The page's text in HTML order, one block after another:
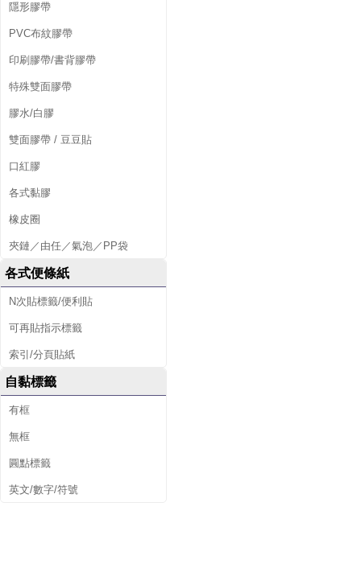
隱形膠帶
PVC布紋膠帶
印刷膠帶/書背膠帶
特殊雙面膠帶
膠水/白膠
雙面膠帶 / 豆豆貼
口紅膠
各式黏膠
橡皮圈
夾鏈／由任／氣泡／PP袋
各式便條紙
N次貼標籤/便利貼
可再貼指示標籤
索引/分頁貼紙
自黏標籤
有框
無框
圓點標籤
英文/數字/符號